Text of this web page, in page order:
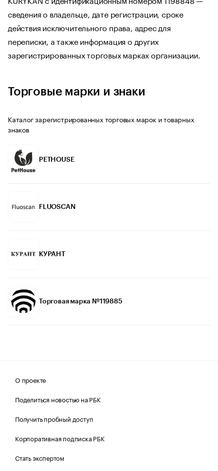
сведения о владельце, дате регистрации, сроке
действия исключительного права, адрес для
переписки, а также информация о других
зарегистрированных торговых марках организации.
Торговые марки и знаки
Каталог зарегистрированных торговых марок и товарных
знаков
PETHOUSE
FLUOSCAN
КУРАНТ
Торговая марка №119885
О проекте
Поделиться новостью на РБК
Получить пробный доступ
Корпоративная подписка РБК
Стать экспертом